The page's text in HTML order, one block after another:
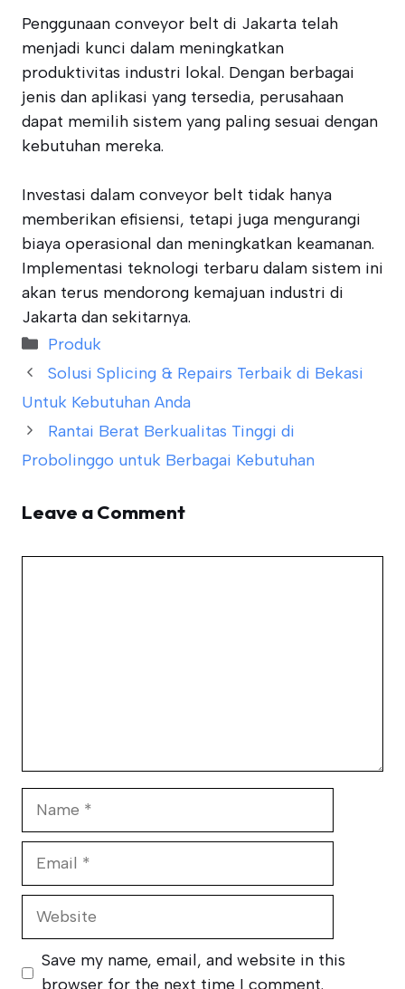
Penggunaan conveyor belt di Jakarta telah
menjadi kunci dalam meningkatkan
produktivitas industri lokal. Dengan berbagai
jenis dan aplikasi yang tersedia, perusahaan
dapat memilih sistem yang paling sesuai dengan
kebutuhan mereka.
Investasi dalam conveyor belt tidak hanya
memberikan efisiensi, tetapi juga mengurangi
biaya operasional dan meningkatkan keamanan.
Implementasi teknologi terbaru dalam sistem ini
akan terus mendorong kemajuan industri di
Jakarta dan sekitarnya.
Categories
Produk
Solusi Splicing & Repairs Terbaik di Bekasi
Untuk Kebutuhan Anda
Rantai Berat Berkualitas Tinggi di
Probolinggo untuk Berbagai Kebutuhan
Leave a Comment
Website
Save my name, email, and website in this
browser for the next time I comment.